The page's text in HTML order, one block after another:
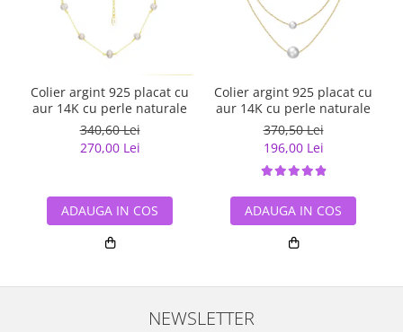
Colier argint 925 placat cu
aur 14K cu perle naturale
340,60 Lei
270,00 Lei
ADAUGA IN COS
Colier argint 925 placat cu
aur 14K cu perle naturale
370,50 Lei
196,00 Lei
ADAUGA IN COS
NEWSLETTER